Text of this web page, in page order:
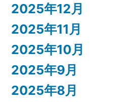
2025年12月
2025年11月
2025年10月
2025年9月
2025年8月